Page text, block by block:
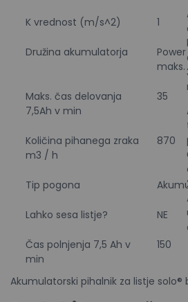
K vrednost (m/s^2) 1
Družina akumulatorja
maks.
Maks. čas delovanja
7,5Ah v min
35
Količina pihanega zraka
m3 / h
870
Tip pogona
Lahko sesa listje? NE
Čas polnjenja 7,5 Ah v
min
150
Akumulatorski pihalnik za listje solo®